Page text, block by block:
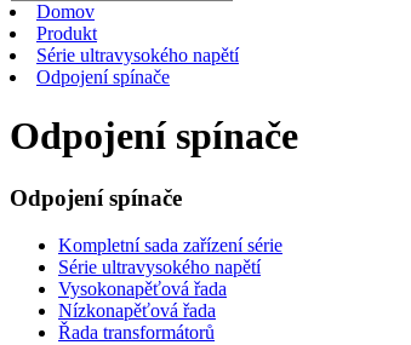
Domov
Produkt
Série ultravysokého napětí
Odpojení spínače
Odpojení spínače
Odpojení spínače
Kompletní sada zařízení série
Série ultravysokého napětí
Vysokonapěťová řada
Nízkonapěťová řada
Řada transformátorů